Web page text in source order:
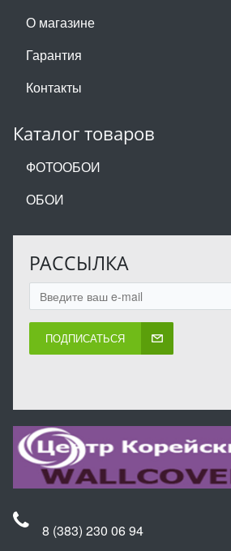
О магазине
Гарантия
Контакты
Каталог товаров
ФОТООБОИ
ОБОИ
РАССЫЛКА
ПОДПИСАТЬСЯ
8 (383) 230 06 94